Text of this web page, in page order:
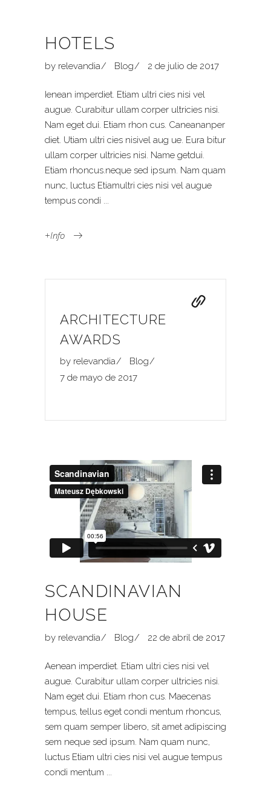
HOTELS
by relevandia Blog 2 de julio de 2017
Ienean imperdiet. Etiam ultri cies nisi vel
augue. Curabitur ullam corper ultricies nisi.
Nam eget dui. Etiam rhon cus. Caneananper
diet. Utiam ultri cies nisivel aug ue. Eura bitur
ullam corper ultricies nisi. Name getdui.
Etiam rhoncus.neque sed ipsum. Nam quam
nunc, luctus Etiamultri cies nisi vel augue
tempus condi
ARCHITECTURE
AWARDS
by relevandia
Blog
7 de mayo de 2017
SCANDINAVIAN
HOUSE
by relevandia Blog 22 de abril de 2017
Aenean imperdiet. Etiam ultri cies nisi vel
augue. Curabitur ullam corper ultricies nisi.
Nam eget dui. Etiam rhon cus. Maecenas
tempus, tellus eget condi mentum rhoncus,
sem quam semper libero, sit amet adipiscing
sem neque sed ipsum. Nam quam nunc,
luctus Etiam ultri cies nisi vel augue tempus
condi mentum